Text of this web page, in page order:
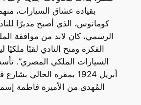
بقيادة عشاق السيارات،
كومانوس، الذي أصبح مديرًا
الرسمي، كان لابد من موافقة
الفكرة ومنح النادي لقبًا
أبريل 1924 بمقره الحالي
المُهدى من الأميرة فاطمة